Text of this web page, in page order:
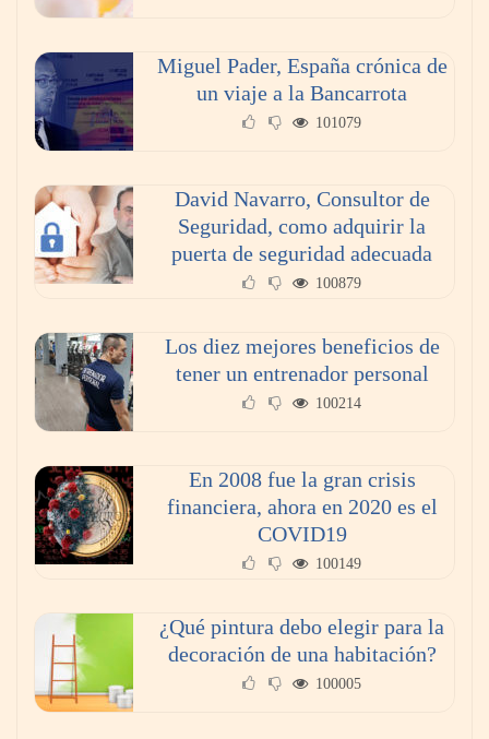
butano?
Principales tendencias tecnológicas para 2021
Miguel Pader, España crónica de
un viaje a la Bancarrota
101079
David Navarro, Consultor de
Seguridad, como adquirir la
puerta de seguridad adecuada
100879
Los diez mejores beneficios de
tener un entrenador personal
100214
En 2008 fue la gran crisis
financiera, ahora en 2020 es el
COVID19
100149
¿Qué pintura debo elegir para la
decoración de una habitación?
100005